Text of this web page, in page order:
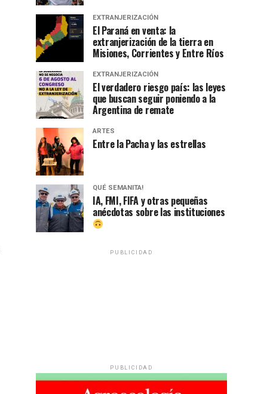
EXTRANJERIZACIÓN
El Paraná en venta: la
extranjerización de la tierra en
Misiones, Corrientes y Entre Ríos
EXTRANJERIZACIÓN
El verdadero riesgo país: las leyes
que buscan seguir poniendo a la
Argentina de remate
ARTES
Entre la Pacha y las estrellas
QUÉ SEMANITA!
IA, FMI, FIFA y otras pequeñas
anécdotas sobre las instituciones
PUBLICIDAD
PUBLICIDAD